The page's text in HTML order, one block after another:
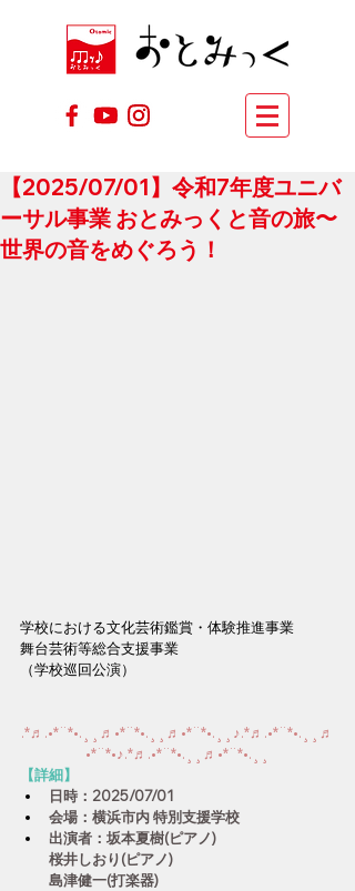
【2025/07/01】令和7年度ユニバ
ーサル事業 おとみっくと音の旅〜
世界の音をめぐろう！
学校における文化芸術鑑賞・体験推進事業
舞台芸術等総合支援事業
（学校巡回公演）
.*♬︎.•*¨*•.¸¸♬•*¨*•.¸¸♬•*¨*•.¸¸♪.*♬︎.•*¨*•.¸¸♬
•*¨*•♪.*♬︎.•*¨*•.¸¸♬•*¨*•.¸¸
【詳細】
日時：2025/07/01
会場：横浜市内 特別支援学校
出演者：坂本夏樹(ピアノ)
桜井しおり(ピアノ)
島津健一(打楽器)